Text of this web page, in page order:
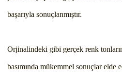
başarıyla sonuçlanmıştır.
Orjinalindeki gibi gerçek renk
basımında mükemmel sonuçlar elde